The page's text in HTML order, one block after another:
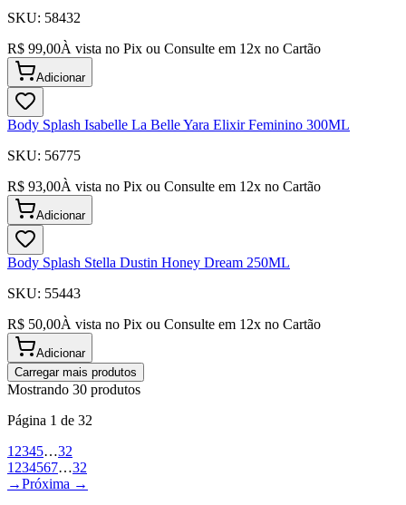
SKU: 58432
R$ 99,00À vista no Pix ou Consulte em 12x no Cartão
Adicionar
Body Splash Isabelle La Belle Yara Elixir Feminino 300ML
SKU: 56775
R$ 93,00À vista no Pix ou Consulte em 12x no Cartão
Adicionar
Body Splash Stella Dustin Honey Dream 250ML
SKU: 55443
R$ 50,00À vista no Pix ou Consulte em 12x no Cartão
Adicionar
Carregar mais produtos
Mostrando 30 produtos
Página 1 de 32
1 2345…32
1 234567…32
→Próxima →